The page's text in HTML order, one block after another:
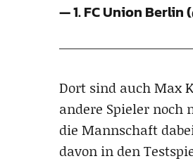
— 1. FC Union Berlin
Dort sind auch Max
andere Spieler
die Mannschaft
davon in den